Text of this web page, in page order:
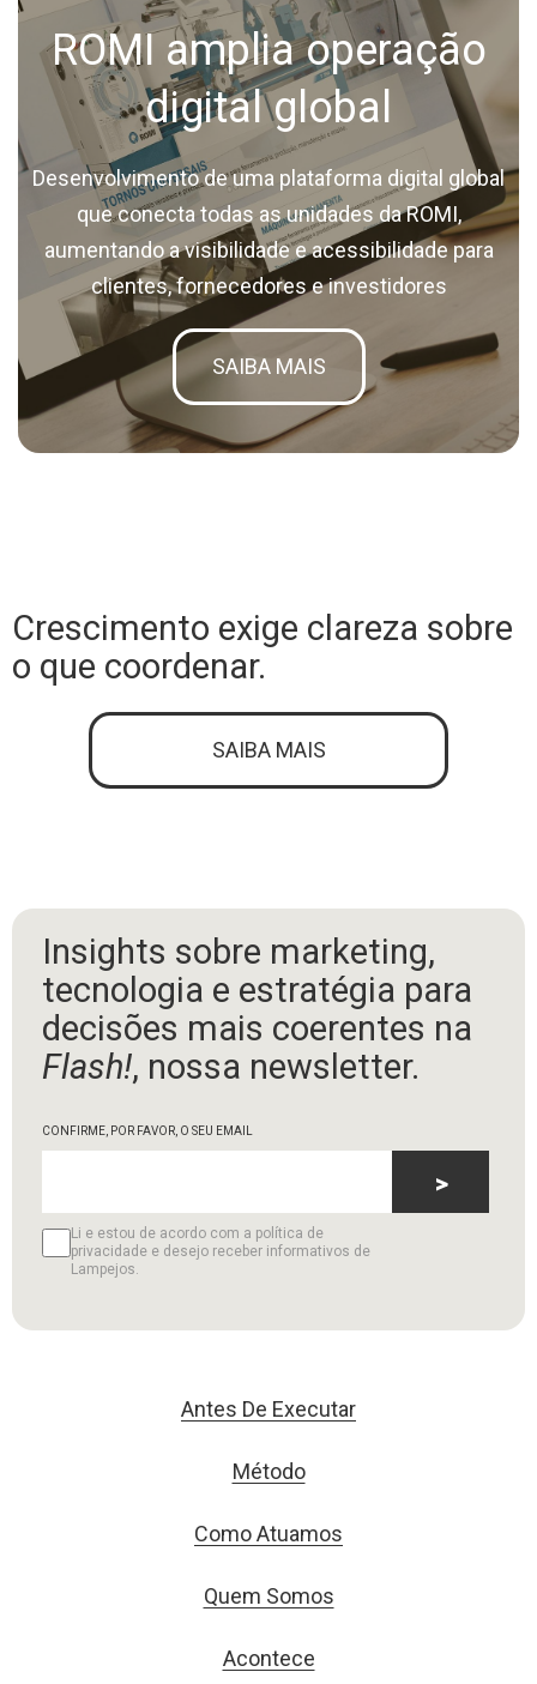
ROMI amplia operação
digital global
Desenvolvimento de uma plataforma digital global
que conecta todas as unidades da ROMI,
aumentando a visibilidade e acessibilidade para
clientes, fornecedores e investidores
SAIBA MAIS
Crescimento exige clareza sobre
o que coordenar.
SAIBA MAIS
Insights sobre marketing,
tecnologia e estratégia para
decisões mais coerentes na
Flash!, nossa newsletter.
CONFIRME, POR FAVOR, O SEU EMAIL
Li e estou de acordo com a política de
privacidade e desejo receber informativos de
Lampejos.
>
Antes De Executar
Método
Como Atuamos
Quem Somos
Acontece